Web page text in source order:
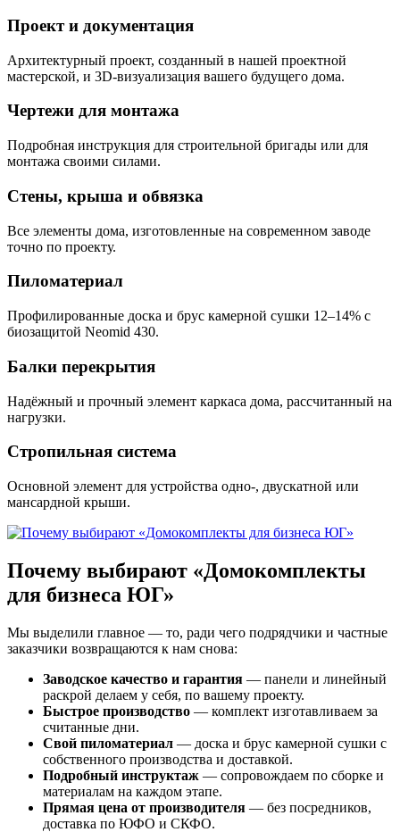
Проект и документация
Архитектурный проект, созданный в нашей проектной
мастерской, и 3D-визуализация вашего будущего дома.
Чертежи для монтажа
Подробная инструкция для строительной бригады или для
монтажа своими силами.
Стены, крыша и обвязка
Все элементы дома, изготовленные на современном заводе
точно по проекту.
Пиломатериал
Профилированные доска и брус камерной сушки 12–14% с
биозащитой Neomid 430.
Балки перекрытия
Надёжный и прочный элемент каркаса дома, рассчитанный на
нагрузки.
Стропильная система
Основной элемент для устройства одно-, двускатной или
мансардной крыши.
Почему выбирают «Домокомплекты
для бизнеса ЮГ»
Мы выделили главное — то, ради чего подрядчики и частные
заказчики возвращаются к нам снова:
Заводское качество и гарантия — панели и линейный
раскрой делаем у себя, по вашему проекту.
Быстрое производство — комплект изготавливаем за
считанные дни.
Свой пиломатериал — доска и брус камерной сушки с
собственного производства и доставкой.
Подробный инструктаж — сопровождаем по сборке и
материалам на каждом этапе.
Прямая цена от производителя — без посредников,
доставка по ЮФО и СКФО.